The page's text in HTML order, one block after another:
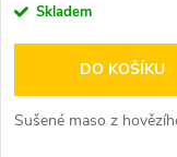
cena:Skladem
DO KOŠÍKU
Sušené maso z